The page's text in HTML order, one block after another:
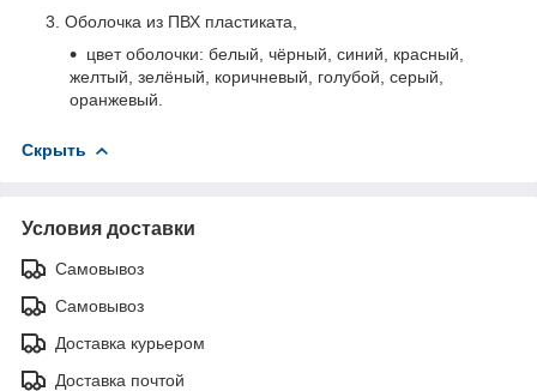
Оболочка из ПВХ пластиката,
цвет оболочки: белый, чёрный, синий, красный,
желтый, зелёный, коричневый, голубой, серый,
оранжевый.
Скрыть
Условия доставки
Самовывоз
Самовывоз
Доставка курьером
Доставка почтой